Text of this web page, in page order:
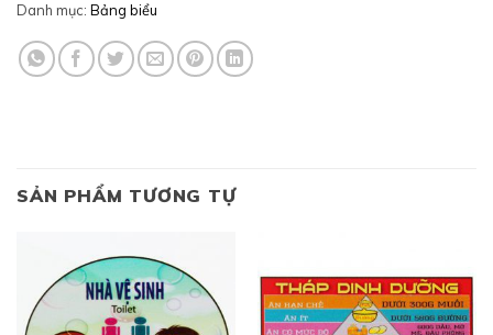
Danh mục: Bảng biểu
SẢN PHẨM TƯƠNG TỰ